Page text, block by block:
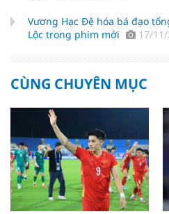
Vương Hạc Đệ hóa bá đạo
Lộc trong phim mới
17/
CÙNG CHUYÊN MỤC